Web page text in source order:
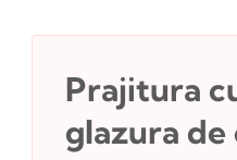
Prajitura
glazura de